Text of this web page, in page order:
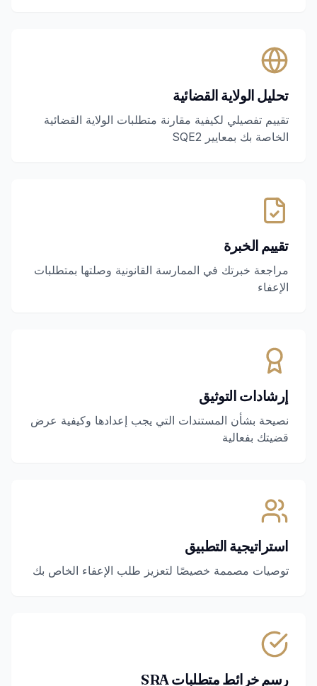
تحليل الولاية القضائية
تقييم تفصيلي لكيفية مقارنة متطلبات الولاية القضائية
الخاصة بك بمعايير SQE2
تقييم الخبرة
مراجعة خبرتك في الممارسة القانونية وصلتها بمتطلبات
الإعفاء
إرشادات التوثيق
نصيحة بشأن المستندات التي يجب إعدادها وكيفية عرض
قضيتك بفعالية
استراتيجية التطبيق
توصيات مصممة خصيصًا لتعزيز طلب الإعفاء الخاص بك
رسم خرائط متطلبات SRA